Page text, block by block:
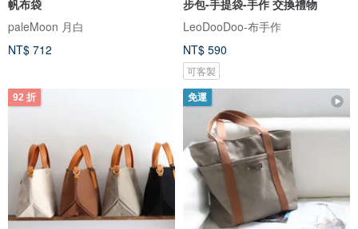
帆布袋
paleMoon 月白
NT$ 712
步包-手提袋-手作 交換禮物
LeoDooDoo-布手作
NT$ 590
可客製
92 折 免運